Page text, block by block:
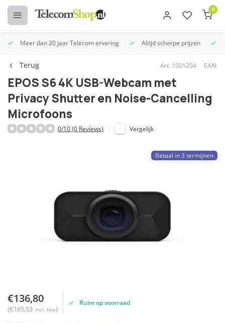
0
Meer dan 20 jaar Telecom ervaring Altijd scherpe prijzen
Terug Art: 1001204 EAN:
EPOS S6 4K USB-Webcam met
Privacy Shutter en Noise-Cancelling
Microfoons
0/10 (0 Reviews) Vergelijk
Betaal in 3 termijnen
€136,80
(€165,53 Incl. btw)
Ruim op voorraad